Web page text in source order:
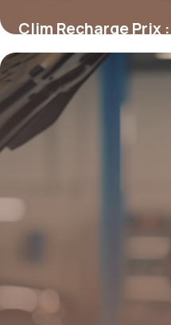
Clim Recharge Prix
9 mai 2026